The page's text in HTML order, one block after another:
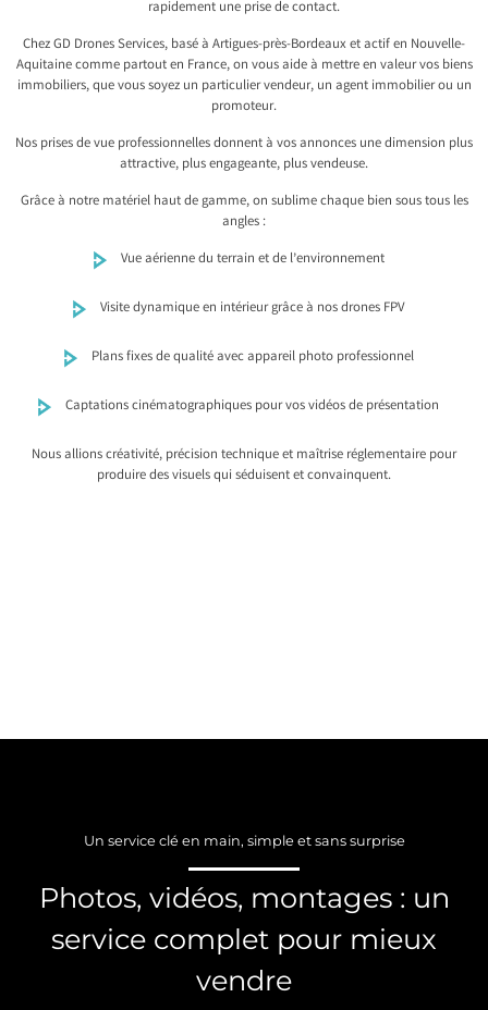
rapidement une prise de contact.
Chez GD Drones Services, basé à Artigues-près-Bordeaux et actif en Nouvelle-
Aquitaine comme partout en France, on vous aide à mettre en valeur vos biens
immobiliers, que vous soyez un particulier vendeur, un agent immobilier ou un
promoteur.
Nos prises de vue professionnelles donnent à vos annonces une dimension plus
attractive, plus engageante, plus vendeuse.
Grâce à notre matériel haut de gamme, on sublime chaque bien sous tous les
angles :
Vue aérienne du terrain et de l’environnement
Visite dynamique en intérieur grâce à nos drones FPV
Plans fixes de qualité avec appareil photo professionnel
Captations cinématographiques pour vos vidéos de présentation
Nous allions créativité, précision technique et maîtrise réglementaire pour
produire des visuels qui séduisent et convainquent.
Un service clé en main, simple et sans surprise
Photos, vidéos, montages : un
service complet pour mieux
vendre